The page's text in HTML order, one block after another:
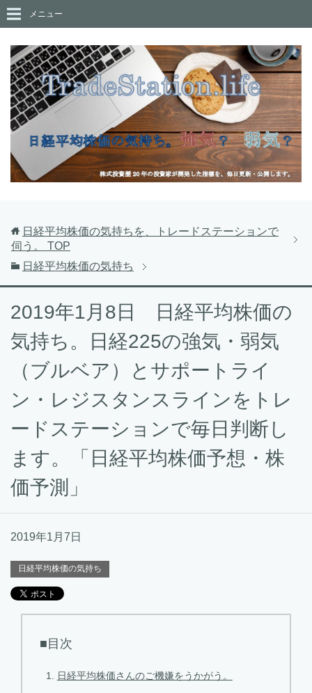
メニュー
日経平均株価の気持ちを、トレードステーションで
伺う。
TOP
日経平均株価の気持ち
2019年1月8日 日経平均株価の
気持ち。日経225の強気・弱気
（ブルベア）とサポートライ
ン・レジスタンスラインをトレ
ードステーションで毎日判断し
ます。「日経平均株価予想・株
価予測」
2019年1月7日
日経平均株価の気持ち
■目次
日経平均株価さんのご機嫌をうかがう。